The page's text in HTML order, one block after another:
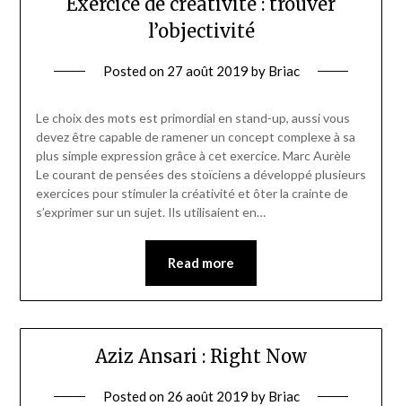
l’objectivité
Posted on 27 août 2019 by Briac
Le choix des mots est primordial en stand-up, aussi vous
devez être capable de ramener un concept complexe à sa
plus simple expression grâce à cet exercice. Marc Aurèle
Le courant de pensées des stoïciens a développé plusieurs
exercices pour stimuler la créativité et ôter la crainte de
s’exprimer sur un sujet. Ils utilisaient en…
Read more
Aziz Ansari : Right Now
Posted on 26 août 2019 by Briac